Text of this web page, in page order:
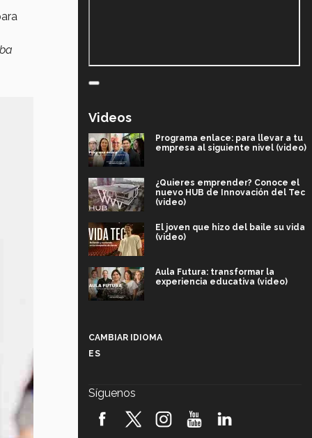
Videos
Programa enlace: para llevar a tu
empresa al siguiente nivel (video)
¿Quieres emprender? Conoce el
nuevo HUB de Innovación del Tec
(video)
El joven que hizo del baile su vida
(video)
Aula Futura: transformar la
experiencia educativa (video)
robótica FIRST 2026! (video)
CAMBIAR IDIOMA
ES
Síguenos